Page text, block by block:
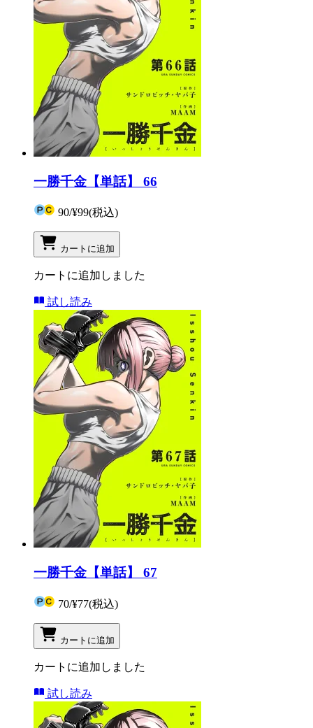
一勝千金【単話】 66
90/¥99(税込)
カートに追加
カートに追加しました
試し読み
一勝千金【単話】 67
70/¥77(税込)
カートに追加
カートに追加しました
試し読み